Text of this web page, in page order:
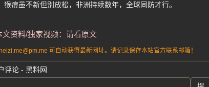
痘虽不新但别放松，非洲持续数年，全球同防才行。
资料/独家视频：请看原文
可自动获得最新网址。请记录保存本站官方联系邮箱！
评论 - 黑料网